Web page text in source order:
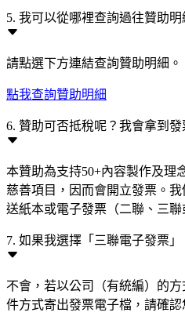
5. 我可以從哪裡查詢過往贊助明
請點選下方連結查詢贊助明細。
點我查詢贊助明細
6. 贊助可否抵稅呢？我會拿到發
本贊助為支持50+內容製作及理
慈善項目，因而會開立發票。
送紙本或電子發票（二聯、三聯
7. 如果我選擇「三聯電子發票
不會，若以公司（有統編）的
件方式寄出發票電子檔，請確